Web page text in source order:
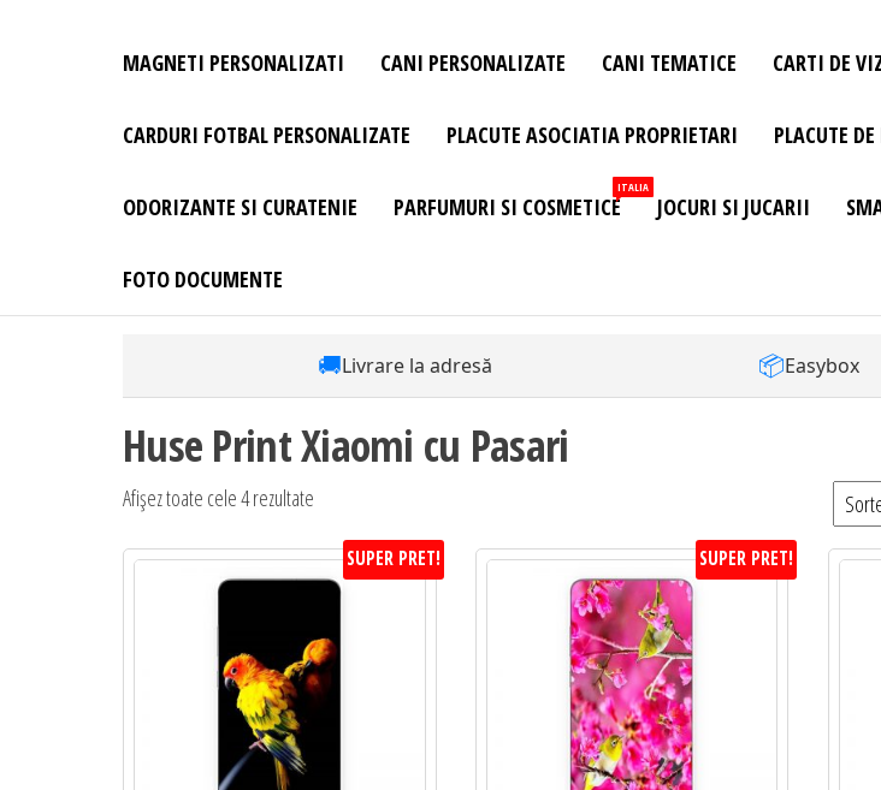
– Accesorii
MAGNETI PERSONALIZATI CANI PERSONALIZATE CANI TEMATICE CARTI DE
CARDURI FOTBAL PERSONALIZATE PLACUTE ASOCIATIA PROPRIETARI PLACUTE
ODORIZANTE SI CURATENIE PARFUMURI SI COSMETICE
ITALIA
JOCURI SI JUCARII
FOTO DOCUMENTE
🚚Livrare la adresă 📦Easybox
Huse Print Xiaomi cu Pasari
Afișez toate cele 4 rezultate
preț:
la
mic
la
SUPER PRET! SUPER PRET!